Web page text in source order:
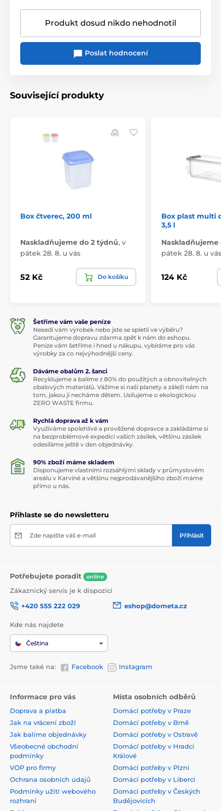
Produkt dosud nikdo nehodnotil
Poslat hodnocení
Související produkty
Box čtverec, 200 ml
Naskladňujeme do 2 týdnů, v
pátek 28. 8. u vás
52 Kč Do košíku
Box plast multi
3,5 l
Naskladňujeme
pátek 28. 8. u vás
124 Kč
Šetříme vám vaše peníze
Nesedí vám výrobek nebo jste se spletli ve výběru?
Garantujeme dopravu zdarma zpět k nám do eshopu.
Peníze vám šetříme i hned u nákupu, vybíráme pro vás
výrobky za co nejvýhodnější ceny.
Dáváme obalům 2. šanci
Recyklujeme a balíme z 80% do použitých a obnovitelných
obalových materiálů. Vážíme si naší planety a záleží nám na
tom, jakou ji necháme dětem. Usilujeme o ekologickou
ZERO WASTE firmu.
Rychlá doprava až k vám
Využíváme spolehlivé a prověžené dopravce a zakládáme si
na bezproblémové expedici vašich zásilek, většinu zásilek
odesíláme ještě v den objednávky.
90% zboží máme skladem
Disponujeme vlastními rozsáhlými sklady v průmyslovém
areálu v Karviné a většinu nejprodávanějšího zboží máme
přímo u nás.
Přihlaste se do newsletteru
Zde napište váš e-mail Přihlásit
Potřebujete poradit online
Zákaznický servis je k dispozici
+420 555 222 029
eshop@dometa.cz
Kde nás najdete
Čeština
Jsme také na: Facebook Instagram
Informace pro vás
Doprava a platba
Jak na vrácení zboží
Jak balíme objednávky
Všeobecné obchodní
podmínky
VOP pro firmy
Ochrana osobních údajů
Podmínky užití webového
rozhraní
Místa osobních odběrů
Domácí potřeby v Praze
Domácí potřeby v Brně
Domácí potřeby v Ostravě
Domácí potřeby v Hradci
Králové
Domácí potřeby v Plzni
Domácí potřeby v Liberci
Domácí potřeby v Českých
Budějovicích